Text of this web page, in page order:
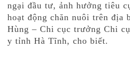
ngại đầu tư, ảnh hưởng tiêu
hoạt động chăn nuôi trên địa
Hùng – Chi cục trưởng Chi
y tỉnh Hà Tĩnh, cho biết.